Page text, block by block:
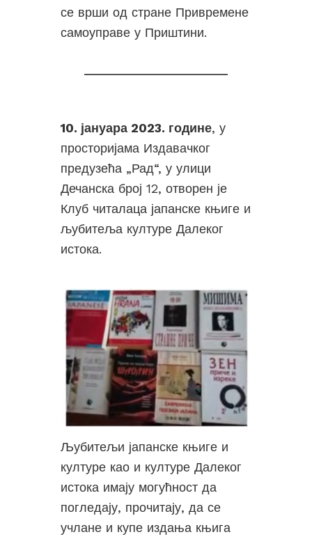
се врши од стране Привремене
самоуправе у Приштини.
10. јануара 2023. године, у
просторијама Издавачког
предузећа „Рад“, у улици
Дечанска број 12, отворен је
Клуб читалаца јапанске књиге и
љубитеља културе Далеког
истока.
Љубитељи јапанске књиге и
културе као и културе Далеког
истока имају могућност да
погледају, прочитају, да се
учлане и купе издања књига